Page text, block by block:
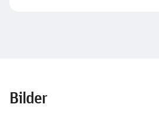
Bilder